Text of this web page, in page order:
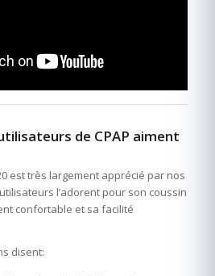
de CPAP aiment
est très largement apprécié par nos
l’adorent pour son coussin
confortable et sa facilité
disent: